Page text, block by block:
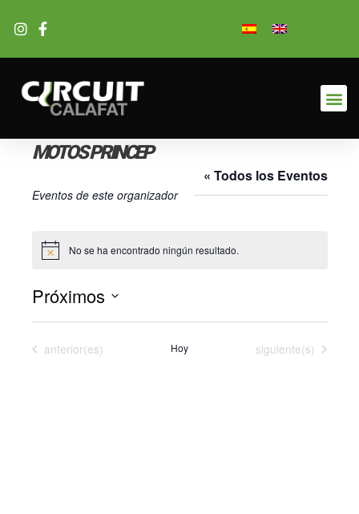
MOTOS PRINCEP
« Todos los Eventos
Eventos de este organizador
Aviso No se ha encontrado ningún resultado.
Próximos
fecha.
Eventos
anterior(es) Hoy Eventos
siguiente(s)